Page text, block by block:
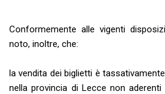
Conformemente alle vigenti
noto, inoltre, che:
la vendita dei biglietti è
nella provincia di Lecce non aderenti